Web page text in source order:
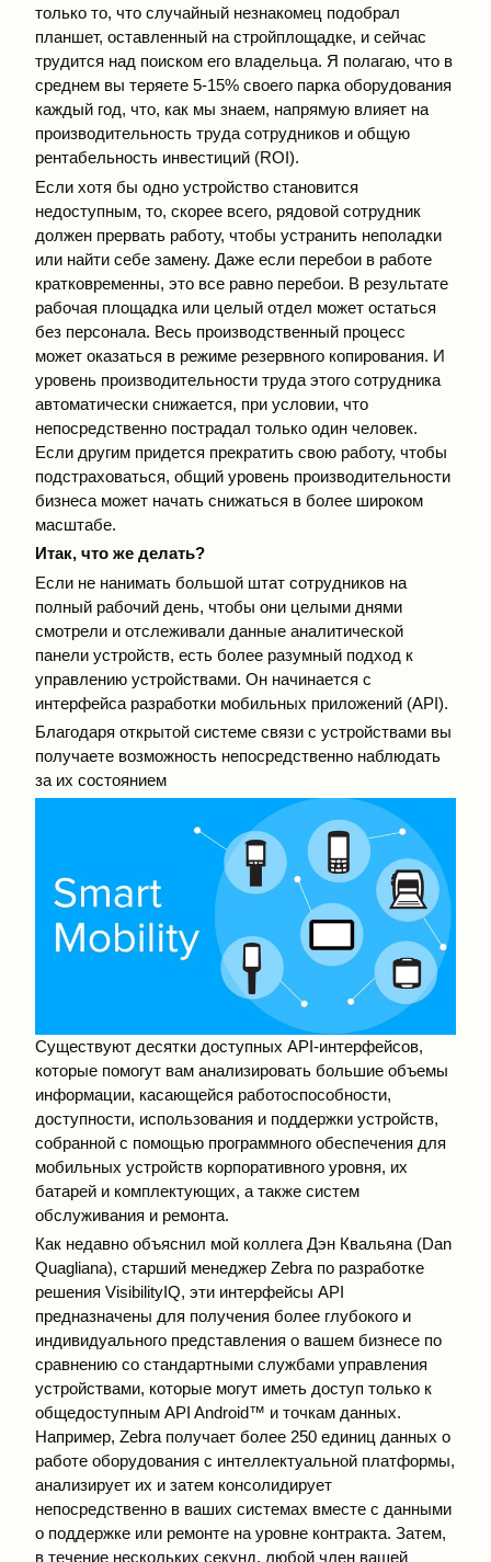
только то, что случайный незнакомец подобрал
планшет, оставленный на стройплощадке, и сейчас
трудится над поиском его владельца. Я полагаю, что в
среднем вы теряете 5-15% своего парка оборудования
каждый год, что, как мы знаем, напрямую влияет на
производительность труда сотрудников и общую
рентабельность инвестиций (ROI).
Если хотя бы одно устройство становится
недоступным, то, скорее всего, рядовой сотрудник
должен прервать работу, чтобы устранить неполадки
или найти себе замену. Даже если перебои в работе
кратковременны, это все равно перебои. В результате
рабочая площадка или целый отдел может остаться
без персонала. Весь производственный процесс
может оказаться в режиме резервного копирования. И
уровень производительности труда этого сотрудника
автоматически снижается, при условии, что
непосредственно пострадал только один человек.
Если другим придется прекратить свою работу, чтобы
подстраховаться, общий уровень производительности
бизнеса может начать снижаться в более широком
масштабе.
Итак, что же делать?
Если не нанимать большой штат сотрудников на
полный рабочий день, чтобы они целыми днями
смотрели и отслеживали данные аналитической
панели устройств, есть более разумный подход к
управлению устройствами. Он начинается с
интерфейса разработки мобильных приложений (API).
Благодаря открытой системе связи с устройствами вы
получаете возможность непосредственно наблюдать
за их состоянием
Существуют десятки доступных API-интерфейсов,
которые помогут вам анализировать большие объемы
информации, касающейся работоспособности,
доступности, использования и поддержки устройств,
собранной с помощью программного обеспечения для
мобильных устройств корпоративного уровня, их
батарей и комплектующих, а также систем
обслуживания и ремонта.
Как недавно объяснил мой коллега Дэн Квальяна (Dan
Quagliana), старший менеджер Zebra по разработке
решения VisibilityIQ, эти интерфейсы API
предназначены для получения более глубокого и
индивидуального представления о вашем бизнесе по
сравнению со стандартными службами управления
устройствами, которые могут иметь доступ только к
общедоступным API Android™ и точкам данных.
Например, Zebra получает более 250 единиц данных о
работе оборудования с интеллектуальной платформы,
анализирует их и затем консолидирует
непосредственно в ваших системах вместе с данными
о поддержке или ремонте на уровне контракта. Затем,
в течение нескольких секунд, любой член вашей